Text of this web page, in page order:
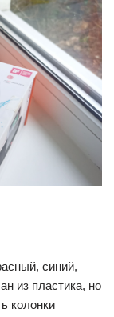
синий,
из пластика, но
колонки